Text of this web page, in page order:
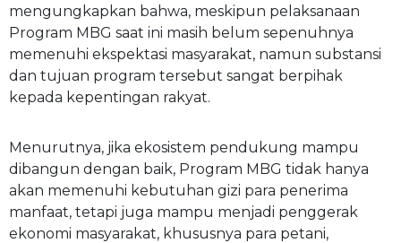
mengungkapkan bahwa, meskipun pelaksanaan
Program MBG saat ini masih belum sepenuhnya
memenuhi ekspektasi masyarakat, namun substansi
dan tujuan program tersebut sangat berpihak
kepada kepentingan rakyat.
Menurutnya, jika ekosistem pendukung mampu
dibangun dengan baik, Program MBG tidak hanya
akan memenuhi kebutuhan gizi para penerima
manfaat, tetapi juga mampu menjadi penggerak
ekonomi masyarakat, khususnya para petani,